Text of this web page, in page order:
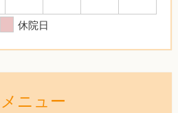
休院日
メニュー